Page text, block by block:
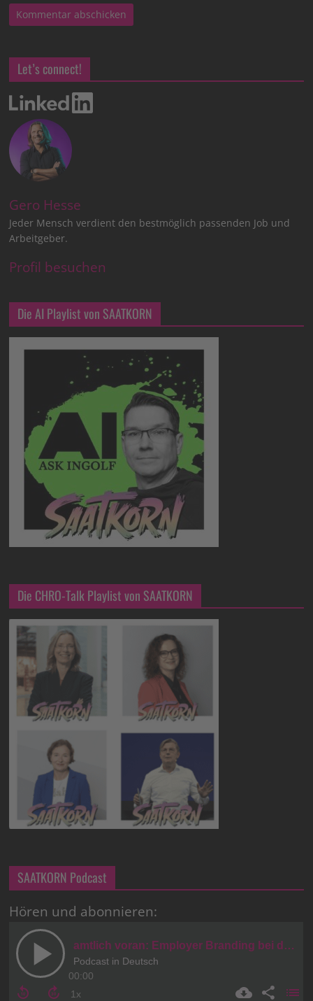
Let’s connect!
Gero Hesse
Jeder Mensch verdient den bestmöglich passenden Job und
Arbeitgeber.
Profil besuchen
Die AI Playlist von SAATKORN
Die CHRO-Talk Playlist von SAATKORN
SAATKORN Podcast
Hören und abonnieren: